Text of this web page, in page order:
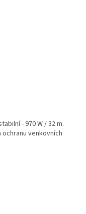
- 970 W / 32 m.
venkovních